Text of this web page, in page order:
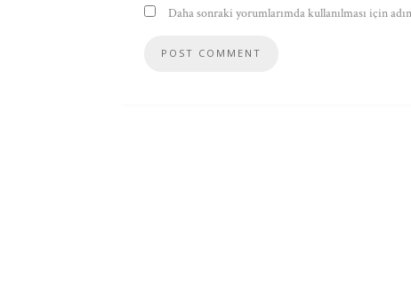
Daha sonraki yorumlarımda kullanılması için